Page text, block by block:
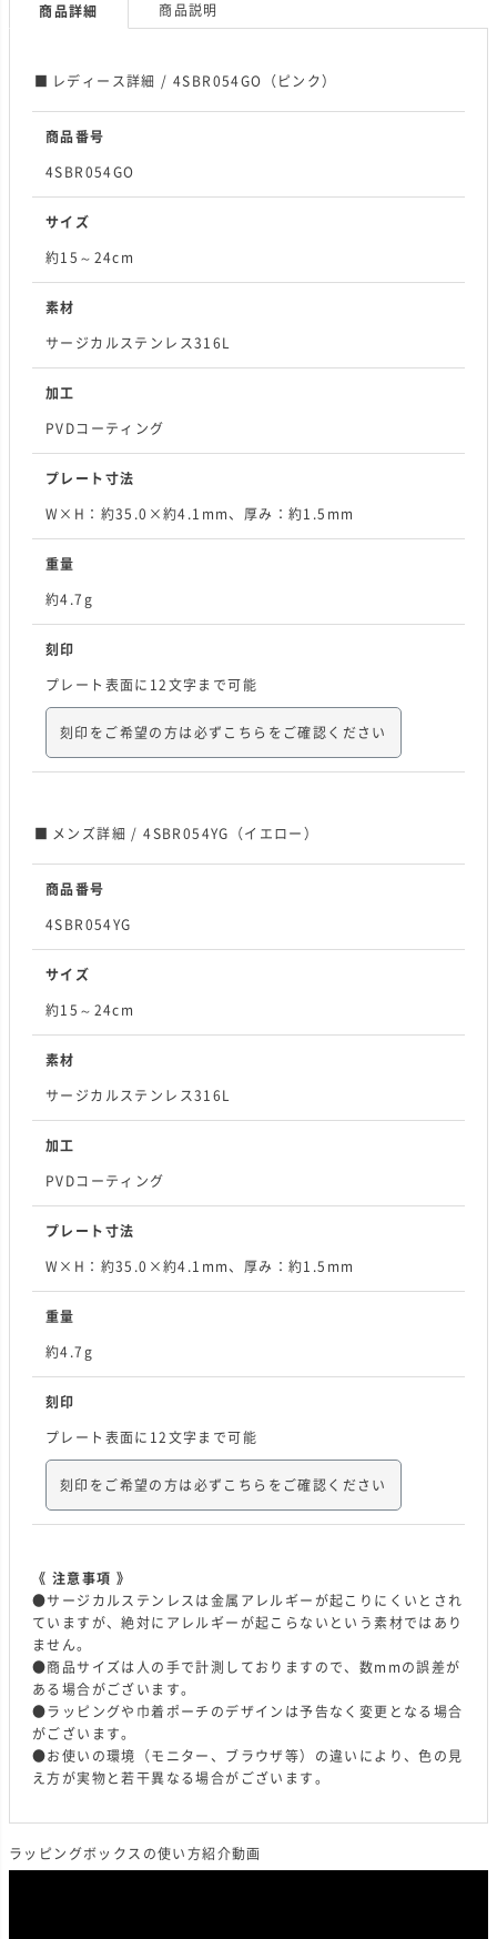
商品詳細 商品説明
レディース詳細 / 4SBR054GO（ピンク）
商品番号
4SBR054GO
サイズ
約15～24cm
素材
サージカルステンレス316L
加工
PVDコーティング
プレート寸法
W×H：約35.0×約4.1mm、厚み：約1.5mm
重量
約4.7g
刻印
プレート表面に12文字まで可能
刻印をご希望の方は必ずこちらをご確認ください
メンズ詳細 / 4SBR054YG（イエロー）
商品番号
4SBR054YG
サイズ
約15～24cm
素材
サージカルステンレス316L
加工
PVDコーティング
プレート寸法
W×H：約35.0×約4.1mm、厚み：約1.5mm
重量
約4.7g
刻印
プレート表面に12文字まで可能
刻印をご希望の方は必ずこちらをご確認ください
《 注意事項 》
●サージカルステンレスは金属アレルギーが起こりにくいとされ
ていますが、絶対にアレルギーが起こらないという素材ではあり
ません。
●商品サイズは人の手で計測しておりますので、数mmの誤差が
ある場合がございます。
●ラッピングや巾着ポーチのデザインは予告なく変更となる場合
がございます。
●お使いの環境（モニター、ブラウザ等）の違いにより、色の見
え方が実物と若干異なる場合がございます。
ラッピングボックスの使い方紹介動画